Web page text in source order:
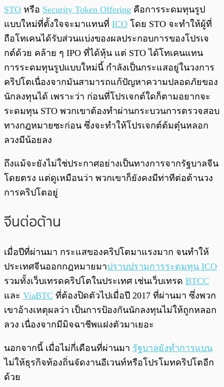
STO หรือ Security Token Offering คือการระดมทุนรูป
แบบใหม่ที่ตั้งใจจะมาแทนที่ ICO โดย STO จะทำให้ผู้ที่
ถือโทเคนได้รับส่วนแบ่งของผลประกอบการของโปรเจ
กต์ด้วย คล้าย ๆ IPO ที่ได้หุ้น แต่ STO ได้โทเคนแทน
การระดมทุนรูปแบบใหม่นี้ กำลังเป็นกระแสอยู่ในวงการ
คริปโตเนื่องจากมันสามารถแก้ปัญหาความปลอดภัยของ
นักลงทุนได้ เพราะว่า ก่อนที่โปรเจกต์ใดก็ตามอยากจะ
ระดมทุน STO พวกเขาต้องทำผ่านกระบวนการตรวจสอบ
ทางกฎหมายซะก่อน ซึ่งจะทำให้โปรเจกต์ต้มตุ๋นหลอก
ลวงมีน้อยลง
ถึงแม้จะยังไม่ใช่ประกาศอย่างเป็นทางการจากรัฐบาลจีน
โดยตรง แต่ดูเหมือนว่า พวกเขาก็ยังคงมีท่าทีต่อต้านวง
การคริปโตอยู่
จีนต่อต้าน
เมื่อปีที่ผ่านมา กระแสของคริปโตมาแรงมาก จนทำให้
ประเทศจีนออกกฎหมายมาปราบปรามการระดมทุน ICO
รวมทั้งเว็บเทรดคริปโตในประเทศ เช่นเว็บเทรด BTCC
และ ViaBTC ที่ต้องปิดตัวไปเมื่อปี 2017 ที่ผ่านมา ซึ่งพวก
เขาอ้างเหตุผลว่า เป็นการป้องกันนักลงทุนไม่ให้ถูกหลอก
ลวง เนื่องจากมีมิจฉาชีพแฝงตัวมาเยอะ
นอกจากนี้ เมื่อไม่กี่เดือนที่ผ่านมา รัฐบาลยังทำการแบน
ไม่ให้ธุรกิจท้องถิ่นจัดงานอีเวนท์หรือโปรโมทคริปโตอีก
ด้วย